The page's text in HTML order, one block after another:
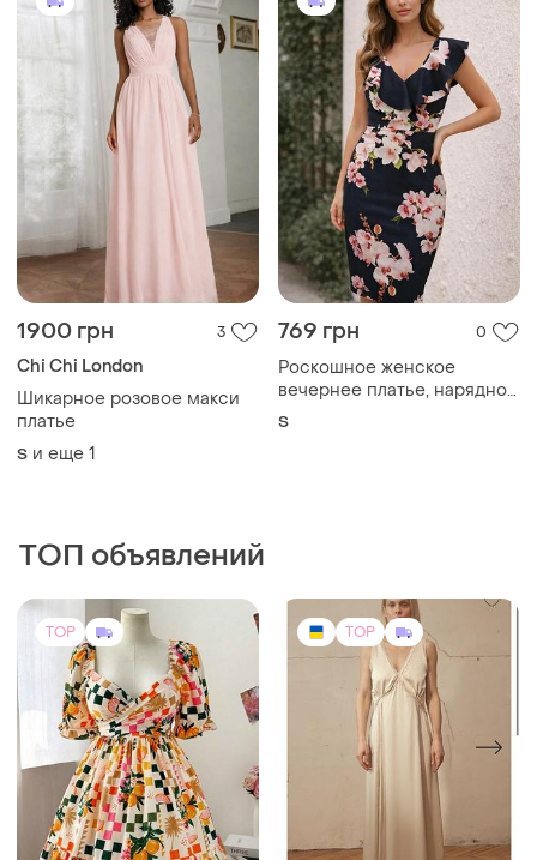
1900 грн 3
Chi Chi London
Шикарное розовое макси
платье
S и еще 1
769 грн 0
Роскошное женское
вечернее платье, нарядное
женское платье
S
ТОП объявлений
TOP TOP